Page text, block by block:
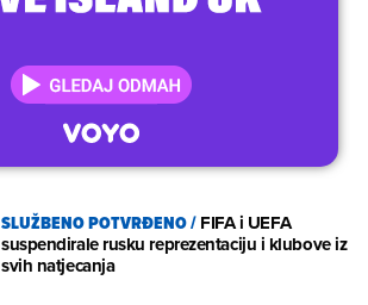
SLUŽBENO POTVRĐENO/FIFA i UEFA
suspendirale rusku reprezentaciju i klubove iz
svih natjecanja